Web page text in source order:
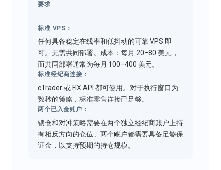
要求
标准 VPS：
任何具备稳定在线率和低抖动的可靠 VPS 即
可。无需共同部署。成本：每月 20–80 美元，
而共同部署通常为每月 100–400 美元。
标准经纪商连接：
cTrader 或 FIX API 都可使用。对于执行窗口为
数秒的策略，标准零售连接已足够。
两个已入金账户：
锁仓和对冲策略需要在两个独立经纪商账户上持
有相反方向的仓位。两个账户都需要具备足够保
证金，以支持预期的持仓规模。